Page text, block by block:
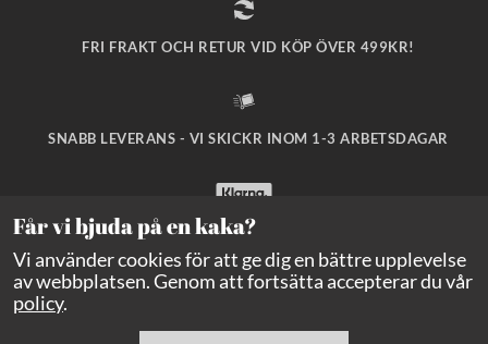
FRI FRAKT OCH RETUR VID KÖP ÖVER 499KR!
SNABB LEVERANS - VI SKICKR INOM 1-3 ARBETSDAGAR
SÄKRA BETALNINGAR MED KLARNA CHECKOUT!
Får vi bjuda på en kaka?
Vi använder cookies för att ge dig en bättre upplevelse
av webbplatsen. Genom att fortsätta accepterar du vår
policy.